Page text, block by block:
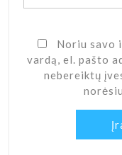
Noriu savo
vardą, el. pašto
nebereiktų